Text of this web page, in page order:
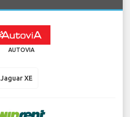
AUTOVIA
Jaguar XE